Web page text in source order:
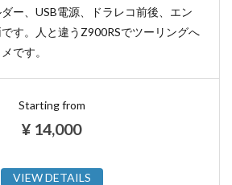
ー、USB電源、ドラレコ前後、エン
す。人と違うZ900RSでツーリングへ
です。
Starting from
¥ 14,000
VIEW DETAILS